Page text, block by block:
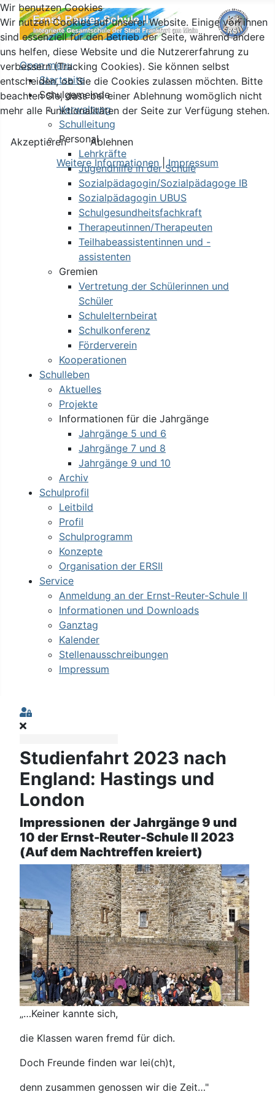
Open menu
Startseite
Schulgemeinde
Verwaltung
Schulleitung
Personal
Lehrkräfte
Jugendhilfe in der Schule
Sozialpädagogin/Sozialpädagoge IB
Sozialpädagogin UBUS
Schulgesundheitsfachkraft
Therapeutinnen/Therapeuten
Teilhabeassistentinnen und -
assistenten
Gremien
Vertretung der Schülerinnen und
Schüler
Schulelternbeirat
Schulkonferenz
Förderverein
Kooperationen
Schulleben
Aktuelles
Projekte
Informationen für die Jahrgänge
Jahrgänge 5 und 6
Jahrgänge 7 und 8
Jahrgänge 9 und 10
Archiv
Schulprofil
Leitbild
Profil
Schulprogramm
Konzepte
Organisation der ERSII
Service
Anmeldung an der Ernst-Reuter-Schule II
Informationen und Downloads
Ganztag
Kalender
Stellenausschreibungen
Impressum
Sign In
Studienfahrt 2023 nach
England: Hastings und
London
Impressionen der Jahrgänge 9 und
10 der Ernst-Reuter-Schule II 2023
(Auf dem Nachtreffen kreiert)
„…Keiner kannte sich,
die Klassen waren fremd für dich.
Doch Freunde finden war lei(ch)t,
denn zusammen genossen wir die Zeit…"
Wir benutzen Cookies
Wir nutzen Cookies auf unserer Website. Einige von ihnen
sind essenziell für den Betrieb der Seite, während andere
uns helfen, diese Website und die Nutzererfahrung zu
verbessern (Tracking Cookies). Sie können selbst
entscheiden, ob Sie die Cookies zulassen möchten. Bitte
beachten Sie, dass bei einer Ablehnung womöglich nicht
mehr alle Funktionalitäten der Seite zur Verfügung stehen.
Akzeptieren
Ablehnen
Weitere Informationen |Impressum